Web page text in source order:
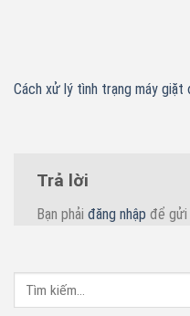
Cách xử lý tình trạng máy giặt
Trả lời
Bạn phải đăng nhập để gửi